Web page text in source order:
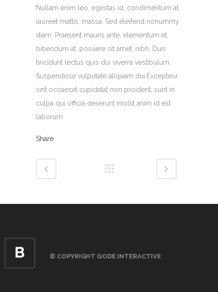
Nullam enim leo, egestas id, condimentum at,
laoreet mattis, massa. Sed eleifend nonummy
diam. Praesent mauris ante, elementum et,
bibendum at, posuere sit amet, nibh. Duis
tincidunt lectus quis dui viverra vestibulum.
Suspendisse vulputate aliquam dui.Excepteur
sint occaecat cupidatat non proident, sunt in
culpa qui officia deserunt mollit anim id est
laborum
Share
© COPYRIGHT QODE INTERACTIVE